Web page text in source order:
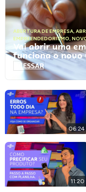
ABERTURA DE EMPRESA,
EMPREENDEDORISMO,
Vai abrir uma
funciona o novo
ACESSAR
06:24
11:20